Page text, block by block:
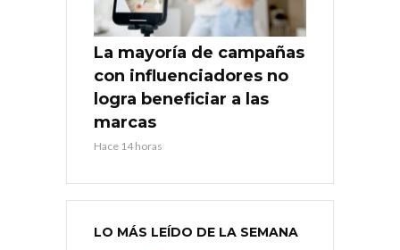
La mayoría de campañas
con influenciadores no
logra beneficiar a las
marcas
Hace 14 horas
LO MÁS LEÍDO DE LA SEMANA